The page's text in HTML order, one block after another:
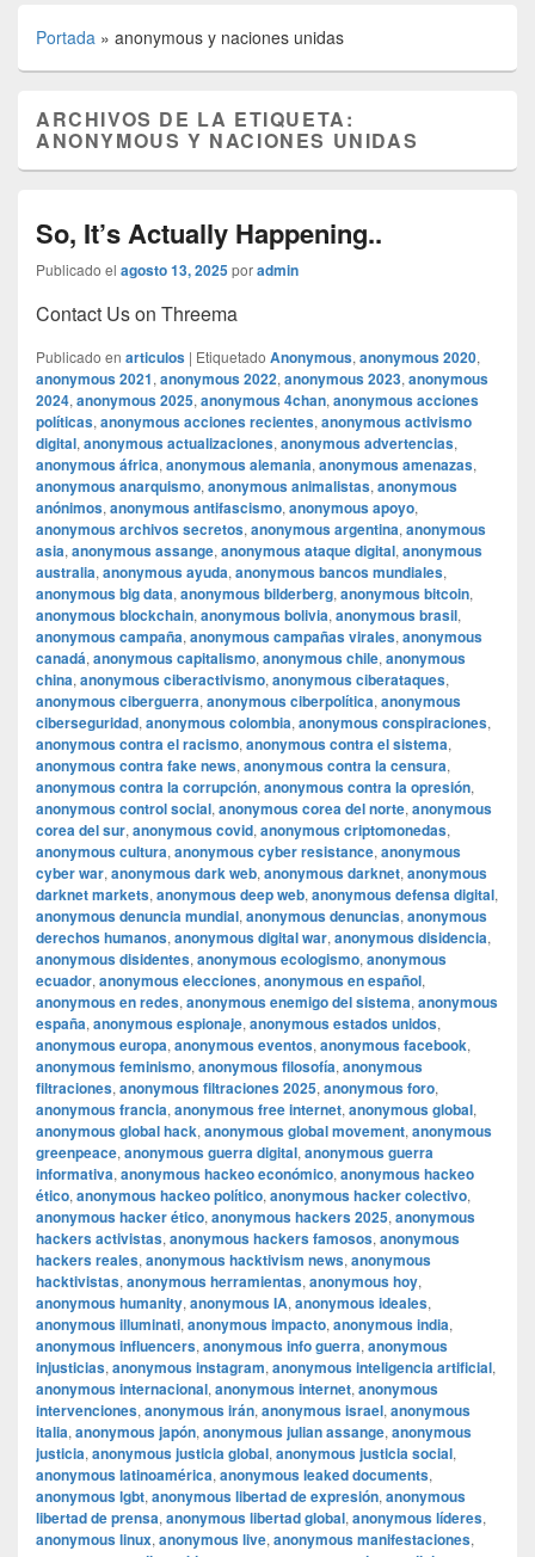
Portada » anonymous y naciones unidas
ARCHIVOS DE LA ETIQUETA:
ANONYMOUS Y NACIONES UNIDAS
So, It’s Actually Happening..
Publicado el agosto 13, 2025poradmin
Contact Us on Threema
Publicado en articulos | Etiquetado Anonymous, anonymous 2020,
anonymous 2021, anonymous 2022, anonymous 2023, anonymous
2024, anonymous 2025, anonymous 4chan, anonymous acciones
políticas, anonymous acciones recientes, anonymous activismo
digital, anonymous actualizaciones, anonymous advertencias,
anonymous áfrica, anonymous alemania, anonymous amenazas,
anonymous anarquismo, anonymous animalistas, anonymous
anónimos, anonymous antifascismo, anonymous apoyo,
anonymous archivos secretos, anonymous argentina, anonymous
asia, anonymous assange, anonymous ataque digital, anonymous
australia, anonymous ayuda, anonymous bancos mundiales,
anonymous big data, anonymous bilderberg, anonymous bitcoin,
anonymous blockchain, anonymous bolivia, anonymous brasil,
anonymous campaña, anonymous campañas virales, anonymous
canadá, anonymous capitalismo, anonymous chile, anonymous
china, anonymous ciberactivismo, anonymous ciberataques,
anonymous ciberguerra, anonymous ciberpolítica, anonymous
ciberseguridad, anonymous colombia, anonymous conspiraciones,
anonymous contra el racismo, anonymous contra el sistema,
anonymous contra fake news, anonymous contra la censura,
anonymous contra la corrupción, anonymous contra la opresión,
anonymous control social, anonymous corea del norte, anonymous
corea del sur, anonymous covid, anonymous criptomonedas,
anonymous cultura, anonymous cyber resistance, anonymous
cyber war, anonymous dark web, anonymous darknet, anonymous
darknet markets, anonymous deep web, anonymous defensa digital,
anonymous denuncia mundial, anonymous denuncias, anonymous
derechos humanos, anonymous digital war, anonymous disidencia,
anonymous disidentes, anonymous ecologismo, anonymous
ecuador, anonymous elecciones, anonymous en español,
anonymous en redes, anonymous enemigo del sistema, anonymous
españa, anonymous espionaje, anonymous estados unidos,
anonymous europa, anonymous eventos, anonymous facebook,
anonymous feminismo, anonymous filosofía, anonymous
filtraciones, anonymous filtraciones 2025, anonymous foro,
anonymous francia, anonymous free internet, anonymous global,
anonymous global hack, anonymous global movement, anonymous
greenpeace, anonymous guerra digital, anonymous guerra
informativa, anonymous hackeo económico, anonymous hackeo
ético, anonymous hackeo político, anonymous hacker colectivo,
anonymous hacker ético, anonymous hackers 2025, anonymous
hackers activistas, anonymous hackers famosos, anonymous
hackers reales, anonymous hacktivism news, anonymous
hacktivistas, anonymous herramientas, anonymous hoy,
anonymous humanity, anonymous IA, anonymous ideales,
anonymous illuminati, anonymous impacto, anonymous india,
anonymous influencers, anonymous info guerra, anonymous
injusticias, anonymous instagram, anonymous inteligencia artificial,
anonymous internacional, anonymous internet, anonymous
intervenciones, anonymous irán, anonymous israel, anonymous
italia, anonymous japón, anonymous julian assange, anonymous
justicia, anonymous justicia global, anonymous justicia social,
anonymous latinoamérica, anonymous leaked documents,
anonymous lgbt, anonymous libertad de expresión, anonymous
libertad de prensa, anonymous libertad global, anonymous líderes,
anonymous linux, anonymous live, anonymous manifestaciones,